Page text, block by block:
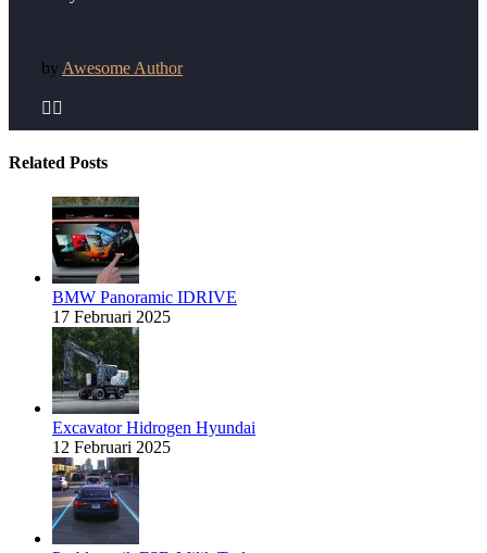
by Awesome Author
 
Related Posts
BMW Panoramic IDRIVE
17 Februari 2025
Excavator Hidrogen Hyundai
12 Februari 2025